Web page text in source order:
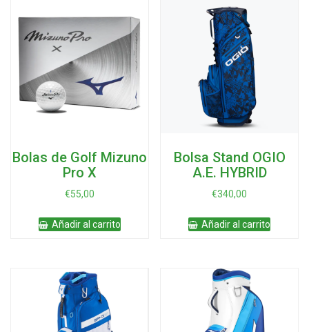
opciones
se
pueden
elegir
en
la
página
Bolas de Golf Mizuno
Pro X
€55,00
Añadir al carrito
Bolsa Stand OGIO
A.E. HYBRID
€340,00
Añadir al carrito